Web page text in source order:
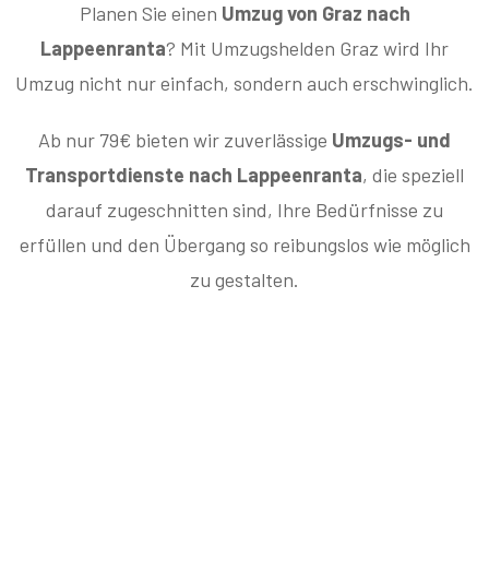
Planen Sie einen Umzug von Graz nach
Lappeenranta? Mit Umzugshelden Graz wird Ihr
Umzug nicht nur einfach, sondern auch erschwinglich.
Ab nur 79€ bieten wir zuverlässige Umzugs- und
Transportdienste nach Lappeenranta, die speziell
darauf zugeschnitten sind, Ihre Bedürfnisse zu
erfüllen und den Übergang so reibungslos wie möglich
zu gestalten.